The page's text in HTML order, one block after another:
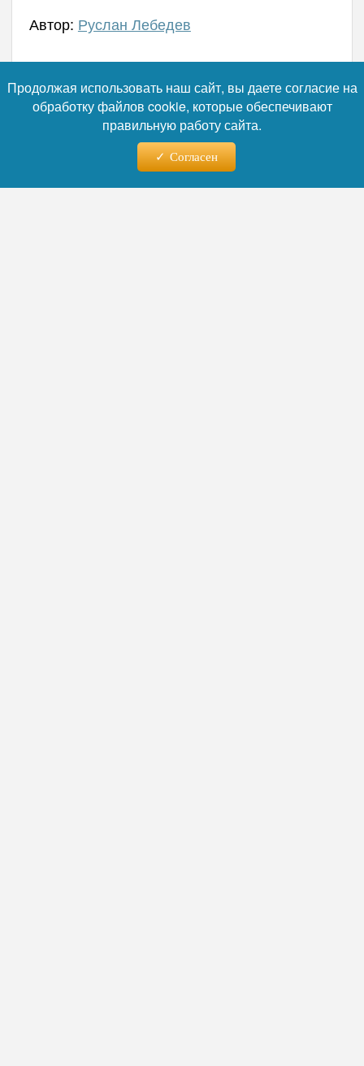
Автор: Руслан Лебедев
Читайте нас в телеграм
06.08.2026 - 15:32
Продолжая использовать наш сайт, вы даете согласие на
обработку файлов cookie, которые обеспечивают
правильную работу сайта.
Согласен